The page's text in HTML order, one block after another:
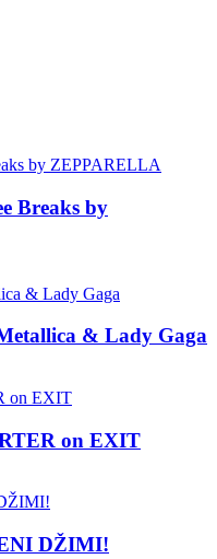
Breaks by
& Lady Gaga
on EXIT
DŽIMI!